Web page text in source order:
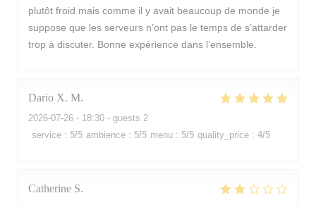
plutôt froid mais comme il y avait beaucoup de monde je
suppose que les serveurs n’ont pas le temps de s’attarder
trop à discuter. Bonne expérience dans l’ensemble.
Dario X. M
2026-07-26 - 18:30 - guests 2
service : 5/5 ambience : 5/5 menu : 5/5 quality_price : 4/5
Catherine S